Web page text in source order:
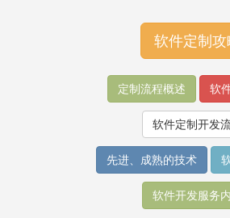
软件定制攻
定制流程概述 软
软件定制开发
先进、成熟的技术
软件开发服务